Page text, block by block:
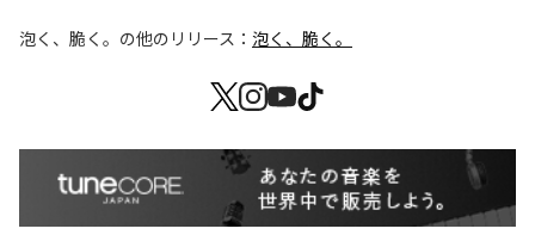
泡く、脆く。 の他のリリース： 泡く、脆く。